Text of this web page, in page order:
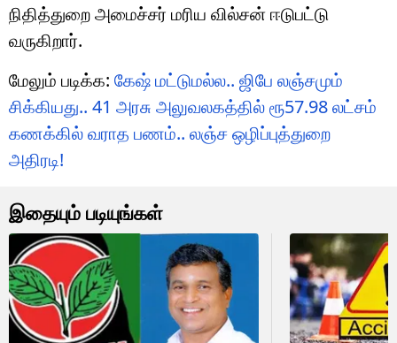
நிதித்துறை அமைச்சர் மரிய வில்சன் ஈடுபட்டு
வருகிறார்.
மேலும் படிக்க: கேஷ் மட்டுமல்ல.. ஜிபே லஞ்சமும்
சிக்கியது.. 41 அரசு அலுவலகத்தில் ரூ57.98 லட்சம்
கணக்கில் வராத பணம்.. லஞ்ச ஒழிப்புத்துறை
அதிரடி!
இதையும் படியுங்கள்